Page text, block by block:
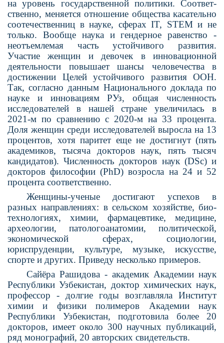
на уровень государственной политики. Соответ­
ственно, меняется отношение обще­ства касательно
соотечественниц в науке, сферах IT, STEM и не
только. Вообще наука и гендерное равенство -
неотъемлемая часть устойчивого развития.
Участие женщин и девочек в инновационной
деятельности повышает шансы человечества в
достижении Целей устойчивого разви­тия ООН.
Так, согласно дан­ным Национального доклада по
науке и инновациям РУз, общая численность
исследо­вателей в нашей стране увеличилась в
2021-м по сравнению с 2020-м на 33 процента.
Доля женщин среди исследователей выросла на 13
процентов, хотя паритет еще не достигнут (пять
академиков, тысяча докторов наук, пять тысяч
кандидатов). Численность докторов наук (DSc) и
док­торов философии (PhD) возросла на 24 и 52
процента соответственно.
Женщины-ученые достигают успехов в
разных направле­ниях: в сельском хозяйстве, био­
технологиях, химии, фармацевтике, медицине,
археологии, патологоана­томии, политической,
экономической сферах, социологии,
юриспруденции, культуре, музыке, искусстве,
спорте и других. Приведу несколько примеров.
Сайёра Рашидова - академик Ака­демии наук
Республики Узбекистан, доктор химических наук,
профессор - долгие годы возглавляла Институт
химии и физики полимеров Акаде­мии наук
Республики Узбекистан, подготовила более 20
докторов, имеет около 300 научных публикаций,
ряд монографий, 20 авторских свиде­тельств.